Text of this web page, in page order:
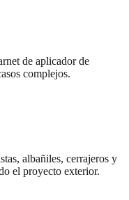
de aplicador de
complejos.
albañiles, cerrajeros y
el proyecto exterior.